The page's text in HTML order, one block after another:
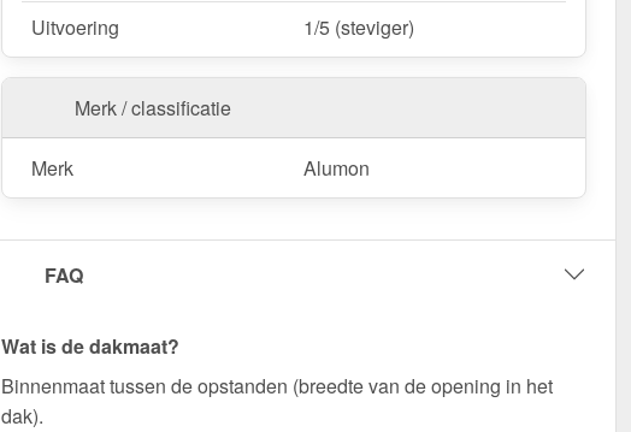
Uitvoering
1/5 (steviger)
Merk / classificatie
Merk Alumon
FAQ
Wat is de dakmaat?
Binnenmaat tussen de opstanden (breedte van de opening in het
dak).